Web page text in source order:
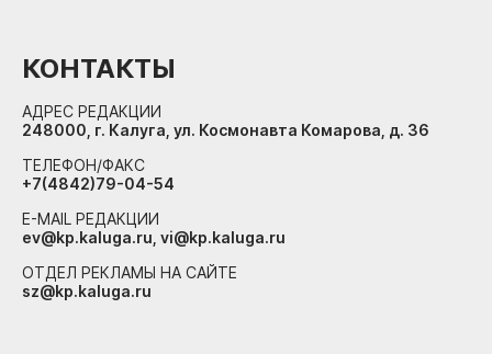
КОНТАКТЫ
АДРЕС РЕДАКЦИИ
248000, г. Калуга, ул. Космонавта Комарова, д. 36
ТЕЛЕФОН/ФАКС
+7(4842)79-04-54
E-MAIL РЕДАКЦИИ
ev@kp.kaluga.ru, vi@kp.kaluga.ru
ОТДЕЛ РЕКЛАМЫ НА САЙТЕ
sz@kp.kaluga.ru